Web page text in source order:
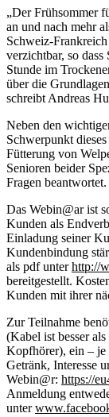
„Der Frühsommer
an und nach mehr
Schweiz-
verzichtbar, so
Stunde im
über die
schreibt Andreas
Neben den
Schwerpunkt
Fütterung von
Senioren beider
Fragen beantwortet.
Das Webin@ar ist
Kunden als
Einladung seiner
Kundenbindung
als pdf unterhttp://
bereitgestellt.
Kunden mit ihrer
Zur Teilnahme
(Kabel ist besser
Kopfhörer), ein – je
Getränk, Interesse
Webin@r: https://
Anmeldung
unter